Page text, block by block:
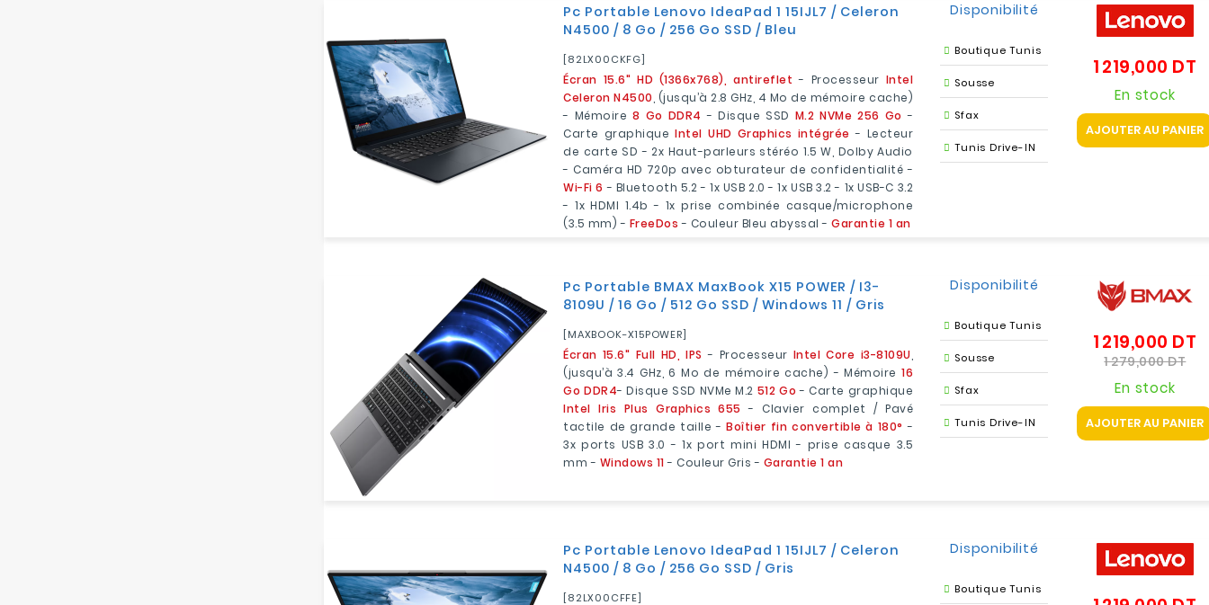
Pc Portable Lenovo IdeaPad 1 15IJL7 / Celeron
N4500 / 8 Go / 256 Go SSD / Bleu
[82LX00CKFG]
Écran 15.6" HD (1366x768), antireflet - Processeur Intel
Celeron N4500 , (jusqu’à 2.8 GHz, 4 Mo de mémoire cache)
- Mémoire8 Go DDR4 - Disque SSD M.2 NVMe 256 Go -
Carte graphiqueIntel UHD Graphics intégrée - Lecteur
de carte SD - 2x Haut-parleurs stéréo 1.5 W, Dolby Audio
- Caméra HD 720p avec obturateur de confidentialité -
Wi-Fi 6 - Bluetooth 5.2 - 1x USB 2.0 - 1x USB 3.2 - 1x USB-C 3.2
- 1x HDMI 1.4b - 1x prise combinée casque/microphone
(3.5 mm) - FreeDos - Couleur Bleu abyssal -Garantie 1 an
Disponibilité
Boutique Tunis
Sousse
Sfax
Tunis Drive-IN
1 219,000 DT
En stock
AJOUTER AU PANIER
Pc Portable BMAX MaxBook X15 POWER / I3-
8109U / 16 Go / 512 Go SSD / Windows 11 / Gris
[MAXBOOK-X15POWER]
Écran 15.6" Full HD, IPS - Processeur Intel Core i3-8109U
(jusqu’à 3.4 GHz, 6 Mo de mémoire cache) - Mémoire 16
Go DDR4- Disque SSD NVMe M.2 512 Go - Carte graphique
Intel Iris Plus Graphics 655 - Clavier complet / Pavé
tactile de grande taille -Boîtier fin convertible à 180° -
3x ports USB 3.0 - 1x port mini HDMI - prise casque 3.5
mm - Windows 11- Couleur Gris - Garantie 1 an
Disponibilité
Boutique Tunis
Sousse
Sfax
Tunis Drive-IN
1 219,000 DT
1 279,000 DT
En stock
AJOUTER AU PANIER
Pc Portable Lenovo IdeaPad 1 15IJL7 / Celeron
N4500 / 8 Go / 256 Go SSD / Gris
[82LX00CFFE]
Disponibilité
Boutique Tunis